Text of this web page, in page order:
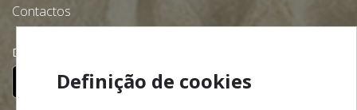
Contactos
Descarregue gratuitamente a nossa app:
Definição de cookies